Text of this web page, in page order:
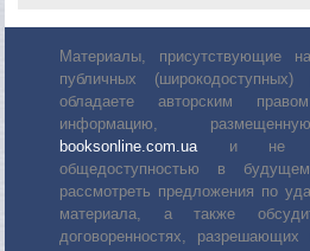
Материалы, присутствующие
публичных
обладаете авторским
информацию,
booksonline.com.uaи не
общедоступностью в
рассмотреть предложения по
материала, а также
договоренностях, разрешающих